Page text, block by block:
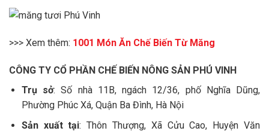
>>> Xem thêm: 1001 Món Ăn Chế Biến Từ Măng
CÔNG TY CỔ PHẦN CHẾ BIẾN NÔNG SẢN PHÚ VINH
Trụ sở: Số nhà 11B, ngách 12/36, phố Nghĩa Dũng,
Phường Phúc Xá, Quận Ba Đình, Hà Nội
Sản xuất tại: Thôn Thượng, Xã Cửu Cao, Huyện Văn